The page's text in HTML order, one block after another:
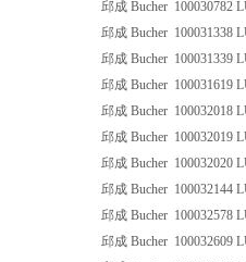
邱成 Bucher 100030782
邱成 Bucher 100031338
邱成 Bucher 100031339
邱成 Bucher 100031619
邱成 Bucher 100032018
邱成 Bucher 100032019
邱成 Bucher 100032020
邱成 Bucher 100032144
邱成 Bucher 100032578
邱成 Bucher 100032609